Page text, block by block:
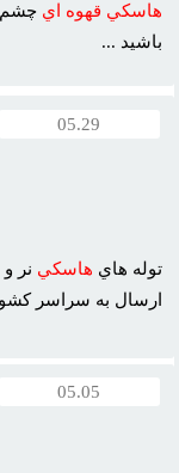
هاسکي قهوه اي چشم
باشيد ...
05.29
توله هاي هاسکي
ارسال به سراسر
05.05